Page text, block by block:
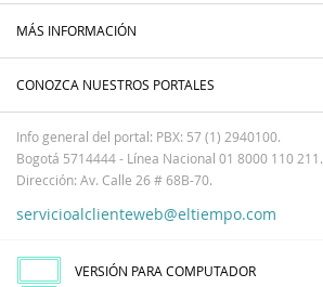
MÁS INFORMACIÓN
CONOZCA NUESTROS PORTALES
Info general del portal: PBX: 57 (1) 2940100.
Bogotá 5714444 - Línea Nacional 01 8000 110 211.
Dirección: Av. Calle 26 # 68B-70.
servicioalclienteweb@eltiempo.com
VERSIÓN PARA COMPUTADOR